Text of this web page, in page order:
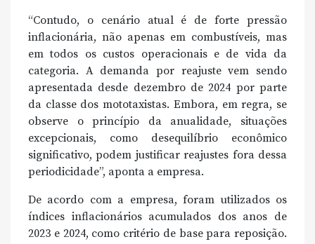
“Contudo, o cenário atual é de forte pressão
inflacionária, não apenas em combustíveis, mas
em todos os custos operacionais e de vida da
categoria. A demanda por reajuste vem sendo
apresentada desde dezembro de 2024 por parte
da classe dos mototaxistas. Embora, em regra, se
observe o princípio da anualidade, situações
excepcionais, como desequilíbrio econômico
significativo, podem justificar reajustes fora dessa
periodicidade”, aponta a empresa.
De acordo com a empresa, foram utilizados os
índices inflacionários acumulados dos anos de
2023 e 2024, como critério de base para reposição.